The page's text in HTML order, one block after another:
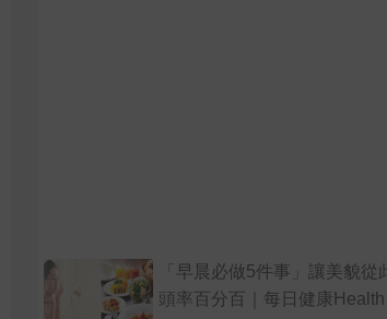
「早晨必做5件事」讓美貌從
頭率百分百｜每日健康Health